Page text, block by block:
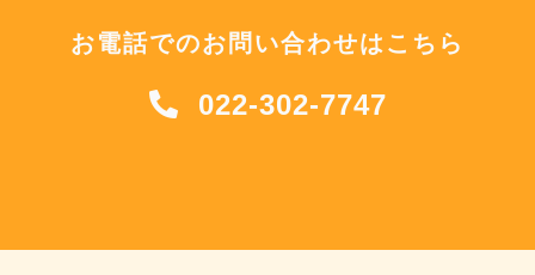
お電話でのお問い合わせはこちら
022-302-7747